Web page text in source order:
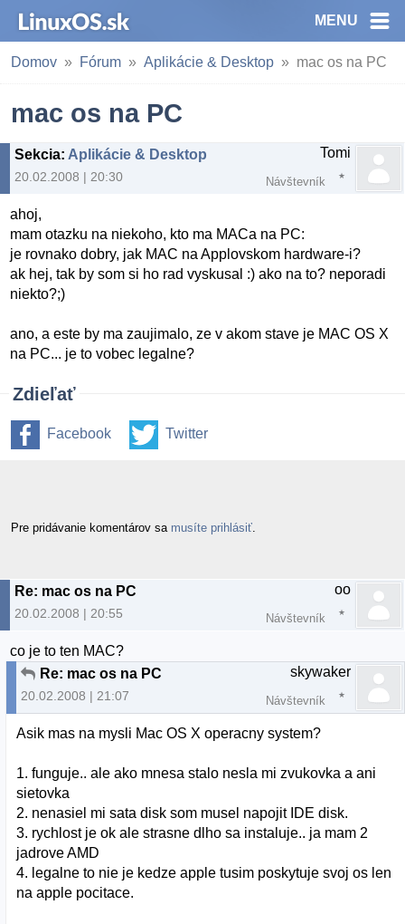
MENU
Domov Fórum Aplikácie & Desktop mac os na PC
mac os na PC
Sekcia: Aplikácie & Desktop
20.02.2008 | 20:30
Tomi
Návštevník
ahoj,
mam otazku na niekoho, kto ma MACa na PC:
je rovnako dobry, jak MAC na Applovskom hardware-i?
ak hej, tak by som si ho rad vyskusal :) ako na to? neporadi
niekto?;)
ano, a este by ma zaujimalo, ze v akom stave je MAC OS X
na PC... je to vobec legalne?
Zdieľať
Facebook Twitter
Pre pridávanie komentárov sa musíte prihlásiť
Re: mac os na PC
20.02.2008 | 20:55
oo
Návštevník
co je to ten MAC?
Re: mac os na PC
20.02.2008 | 21:07
skywaker
Návštevník
Asik mas na mysli Mac OS X operacny system?
1. funguje.. ale ako mnesa stalo nesla mi zvukovka a ani
sietovka
2. nenasiel mi sata disk som musel napojit IDE disk.
3. rychlost je ok ale strasne dlho sa instaluje.. ja mam 2
jadrove AMD
4. legalne to nie je kedze apple tusim poskytuje svoj os len
na apple pocitace.